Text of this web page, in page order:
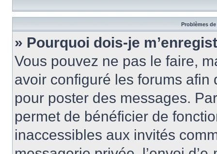
Problèmes
» Pourquoi dois-je
Vous pouvez ne pas le faire,
avoir configuré les forums afin
pour poster des messages.
permet de bénéficier de
inaccessibles aux invités